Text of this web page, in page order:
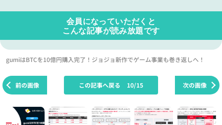
会員になっていただくと
こんな記事が読み放題です
gumiはBTCを10億円購入完了！ジョジョ新作でゲーム事業も巻き返しへ！
前の画像 次の画像
この記事へ戻る 10/15